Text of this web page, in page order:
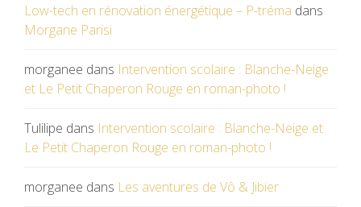
Low-tech en rénovation énergétique – P-tréma dans
Morgane Parisi
morganee dans Intervention scolaire : Blanche-Neige
et Le Petit Chaperon Rouge en roman-photo !
Tulilipe dans Intervention scolaire : Blanche-Neige et
Le Petit Chaperon Rouge en roman-photo !
morganee dans Les aventures de Vô & Jibier